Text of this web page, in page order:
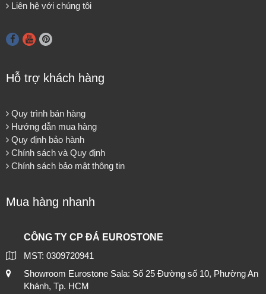
Liên hệ với chúng tôi
Hỗ trợ khách hàng
Quy trình bán hàng
Hướng dẫn mua hàng
Quy định bảo hành
Chính sách và Quy định
Chính sách bảo mật thông tin
Mua hàng nhanh
CÔNG TY CP ĐÁ EUROSTONE
MST: 0309720941
Showroom Eurostone Sala: Số 25 Đường số 10, Phường An
Khánh, Tp. HCM